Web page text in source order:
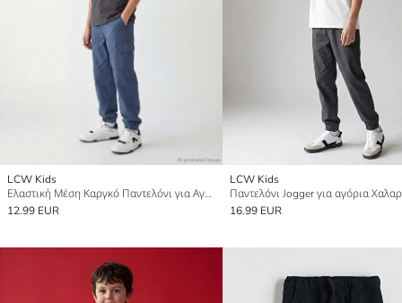
LCW Kids
Ελαστική Μέση Καργκό Παντελόνι για Αγόρια
12.99 EUR
LCW Kids
16.99 EUR